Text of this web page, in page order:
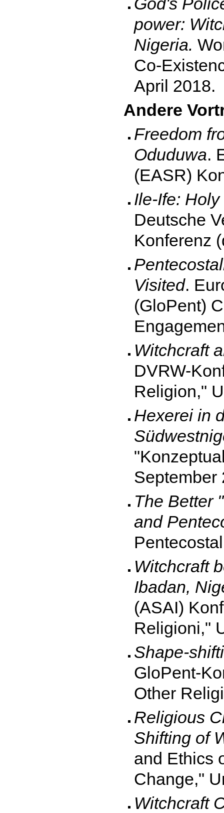
power:
Nigeria.
Co-
April 2018.
Andere
Freedom
Oduduwa.
(EASR)
Ile-Ife:
Deutsche
Konferenz
Visited.
(GloPent)
Witchcraft
DVRW-
Religion,"
Hexerei in
September
The Better
and
Witchcraft
Ibadan,
(ASAI)
Religioni,"
Shape-
GloPent-
Other
Religious
Shifting of
and Ethics
Change,"
Witchcraft